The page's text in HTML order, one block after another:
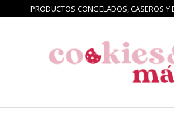
PRODUCTOS CONGELADOS, CASEROS